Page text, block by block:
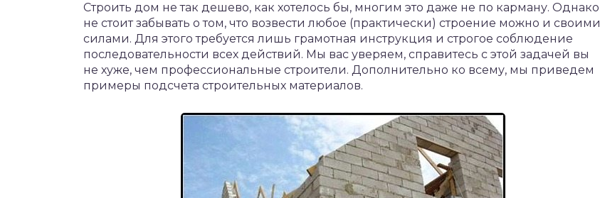
Строить дом не так дешево, как хотелось бы, многим это даже не по карману. Однако
не стоит забывать о том, что возвести любое (практически) строение можно и своими
силами. Для этого требуется лишь грамотная инструкция и строгое соблюдение
последовательности всех действий. Мы вас уверяем, справитесь с этой задачей вы
не хуже, чем профессиональные строители. Дополнительно ко всему, мы приведем
примеры подсчета строительных материалов.